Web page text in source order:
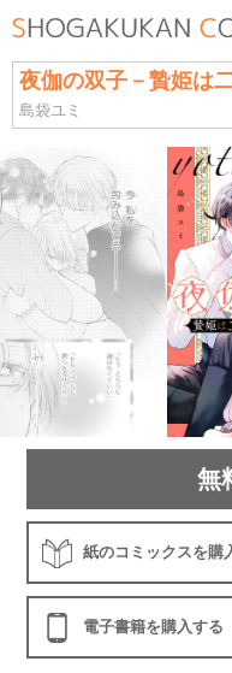
夜伽の双子－贄姫は
島袋ユミ
無
紙のコミックスを購
電子書籍を購入する